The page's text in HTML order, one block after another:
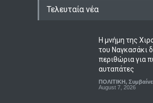
Τελευταία νέα
Η μνήμη της
του Ναγκασάκι
περιθώρια για
αυταπάτες
ΠΟΛΙΤΙΚΗ,
August 7, 2026